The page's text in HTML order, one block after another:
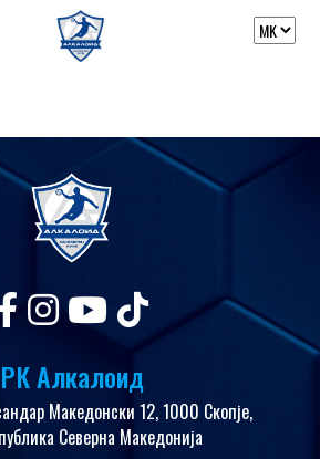
РК Алкалоид
Македонски 12, 1000 Скопје,
Северна Македонија